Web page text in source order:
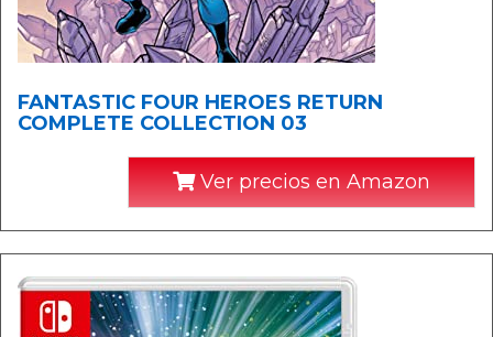
FANTASTIC FOUR HEROES RETURN
COMPLETE COLLECTION 03
Ver precios en Amazon